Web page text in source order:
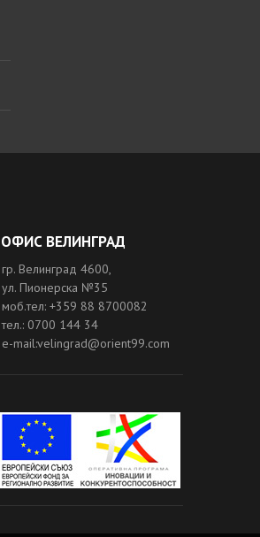
ОФИС ВЕЛИНГРАД
гр. Велинград 4600,
ул. Пионерска №35
моб.тел: +359 88 8700082
тел.: 0700 144 34
e-mail:velingrad@orient99.com